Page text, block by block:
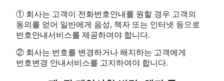
① 회사는 고객이 전화번호안내를 원할 경우 고객의
동의를 얻어 일반에게 음성, 책자 또는 인터넷 등으로
번호안내서비스를 제공하여야 합니다.
② 회사는 번호를 변경하거나 해지하는 고객에게
번호변경 안내서비스를 고지하여야 합니다.